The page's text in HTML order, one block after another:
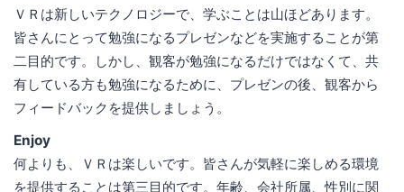
ＶＲは新しいテクノロジーで、学ぶことは山ほどあります。
皆さんにとって勉強になるプレゼンなどを実施することが第
二目的です。しかし、観客が勉強になるだけではなくて、共
有している方も勉強になるために、プレゼンの後、観客から
フィードバックを提供しましょう。
Enjoy
何よりも、ＶＲは楽しいです。皆さんが気軽に楽しめる環境
を提供することは第三目的です。年齢、会社所属、性別に関